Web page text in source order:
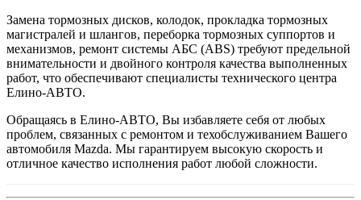
Замена тормозных дисков, колодок, прокладка тормозных
магистралей и шлангов, переборка тормозных суппортов и
механизмов, ремонт системы АБС (ABS) требуют предельной
внимательности и двойного контроля качества выполненных
работ, что обеспечивают специалисты технического центра
Елино-АВТО.
Обращаясь в Елино-АВТО, Вы избавляете себя от любых
проблем, связанных с ремонтом и техобслуживанием Вашего
автомобиля Mazda. Мы гарантируем высокую скорость и
отличное качество исполнения работ любой сложности.